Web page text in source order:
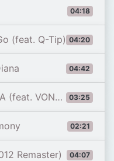
04:18
04:20
(feat. Q-Tip)
04:42
03:25
[Remix 2026]
02:21
04:07
Remaster)